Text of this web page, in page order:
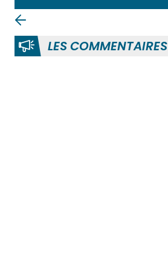
LES COMMENTAIRES